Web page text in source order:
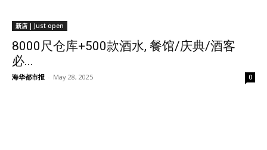
新店 | Just open
8000尺仓库+500款酒水, 餐馆/庆典/酒客
必...
海华都市报 - May 28, 2025 0